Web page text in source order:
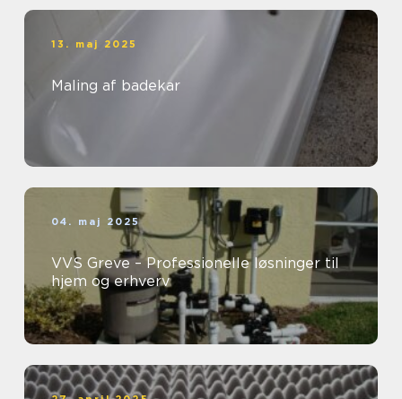
13. maj 2025
Maling af badekar
04. maj 2025
VVS Greve – Professionelle løsninger til
hjem og erhverv